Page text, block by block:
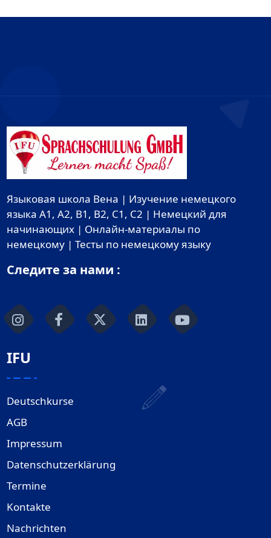
Языковая школа Вена | Изучение немецкого
языка A1, A2, B1, B2, C1, C2 | Немецкий для
начинающих | Онлайн-материалы по
немецкому | Тесты по немецкому языку
Следите за нами :
IFU
Deutschkurse
AGB
Impressum
Datenschutzerklärung
Termine
Kontakte
Nachrichten